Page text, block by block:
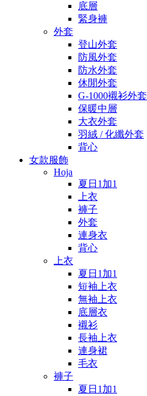
底層
緊身褲
外套
登山外套
防風外套
防水外套
休閒外套
G-1000襯衫外套
保暖中層
大衣外套
羽絨 / 化纖外套
背心
女款服飾
Hoja
夏日1加1
上衣
褲子
外套
連身衣
背心
上衣
夏日1加1
短袖上衣
無袖上衣
底層衣
襯衫
長袖上衣
連身裙
毛衣
褲子
夏日1加1